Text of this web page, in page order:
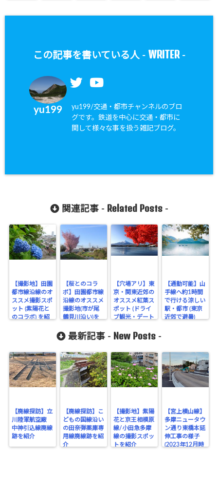
この記事を書いている人 - WRITER-
yu199
yu199/交通・都市チャンネルのブロ
グです。鉄道を中心に交通・都市に
関して様々な事を扱う雑記ブログ。
関連記事 - Related Posts-
【撮影地】田園
都市線沿線のオ
ススメ撮影スポ
ット (紫陽花と
のコラボ) を紹
【桜とのコラ
ボ】田園都市線
沿線のオススメ
撮影地(市が尾
鶴見川沿い)を
【穴場アリ】東
京・関東近郊の
オススメ紅葉ス
ポット (ドライ
ブ観光・デート
【通勤可能】山
手線へ約1時間
で行ける涼しい
駅・都市 (東京
近郊で避暑)
最新記事 - New Posts -
【廃線探訪】立
川陸軍航空廠
中神引込線廃線
跡を紹介
【廃線探訪】こ
どもの国線沿い
の田奈弾薬庫専
用線廃線跡を紹
介
【撮影地】紫陽
花と京王相模原
線/小田急多摩
線の撮影スポッ
トを紹介
【宮上横山線】
多摩ニュータウ
ン通り東橋本延
伸工事の様子
(2023年12月時